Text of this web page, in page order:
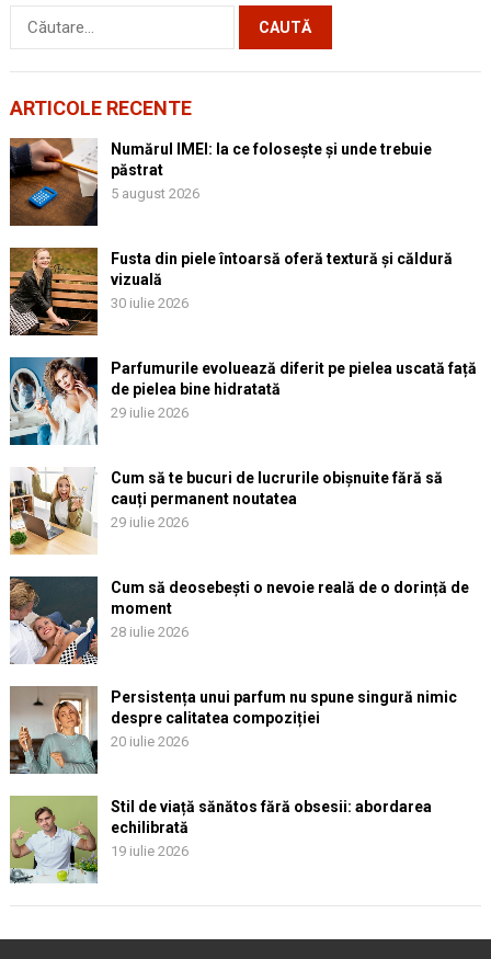
Caută
ARTICOLE RECENTE
Numărul IMEI: la ce folosește și unde trebuie
păstrat
5 august 2026
Fusta din piele întoarsă oferă textură și căldură
vizuală
30 iulie 2026
Parfumurile evoluează diferit pe pielea uscată față
de pielea bine hidratată
29 iulie 2026
Cum să te bucuri de lucrurile obișnuite fără să
cauți permanent noutatea
29 iulie 2026
Cum să deosebești o nevoie reală de o dorință de
moment
28 iulie 2026
Persistența unui parfum nu spune singură nimic
despre calitatea compoziției
20 iulie 2026
Stil de viață sănătos fără obsesii: abordarea
echilibrată
19 iulie 2026